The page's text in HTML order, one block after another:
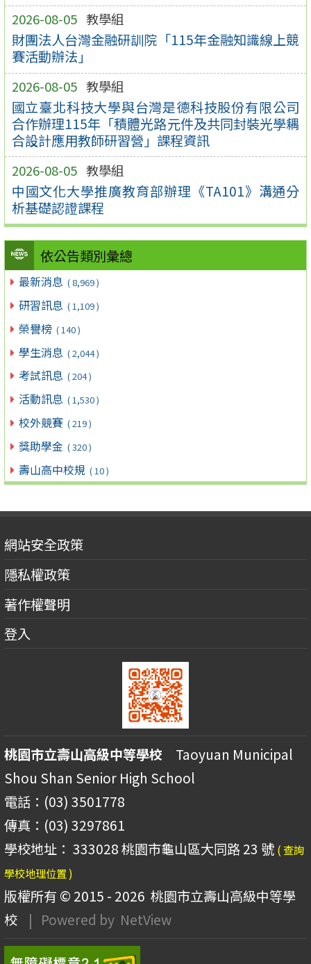
2026-08-05 教學組
財團法人台灣金融研訓院「115年金融知識線上競
賽活動辦法」
2026-08-05 教學組
國立臺北科技大學與台灣是德科技股份有限公司
合作辦理115年「積體光路元件及共同封裝光學耦
合設計應用教師研習營」課程資訊
2026-08-05 教學組
中國文化大學推廣教育部辦理《TA101》溝通分
析基礎認證課程
依公告類別彙總
最新消息 ( 8,969 )
研習訊息 ( 1,109 )
榮譽榜 ( 140 )
學生消息 ( 2,044 )
考試訊息 ( 204 )
活動訊息 ( 1,530 )
校外競賽 ( 219 )
獎助學金 ( 320 )
壽山高中校規 ( 10 )
網站安全政策
隱私權政策
著作權聲明
登入
桃園市立壽山高級中等學校 Taoyuan Municipal
Shou Shan Senior High School
電話：(03) 3501778
傳真：(03) 3297861
學校地址： 333028 桃園市龜山區大同路 23 號 ( 查詢
學校地理位置 )
版權所有 © 2015 - 2026 桃園市立壽山高級中等學
校
| Powered by NetView